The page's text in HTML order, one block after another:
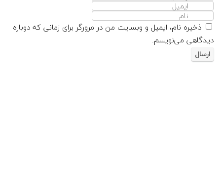
ذخیره نام، ایمیل و وبسایت من در مرورگر برای زمانی که دوباره
دیدگاهی می‌نویسم.